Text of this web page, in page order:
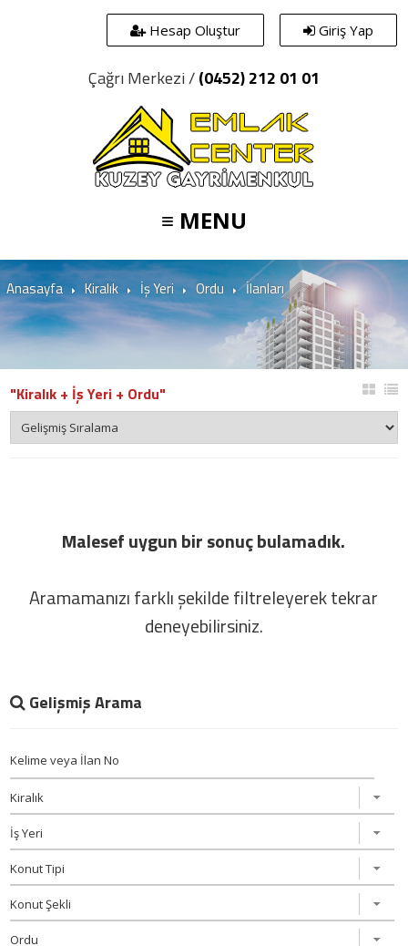
Giriş Yap
Hesap Oluştur
Çağrı Merkezi /(0452) 212 01 01
≡ MENU
Anasayfa Kiralık İş Yeri Ordu İlanları
"Kiralık + İş Yeri + Ordu"
Malesef uygun bir sonuç bulamadık.
Aramamanızı farklı şekilde filtreleyerek tekrar
deneyebilirsiniz.
Gelişmiş Arama